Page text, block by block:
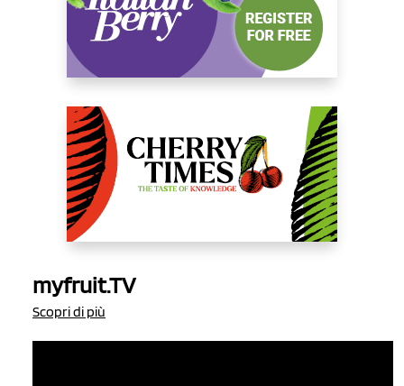
myfruit.TV
Scopri di più